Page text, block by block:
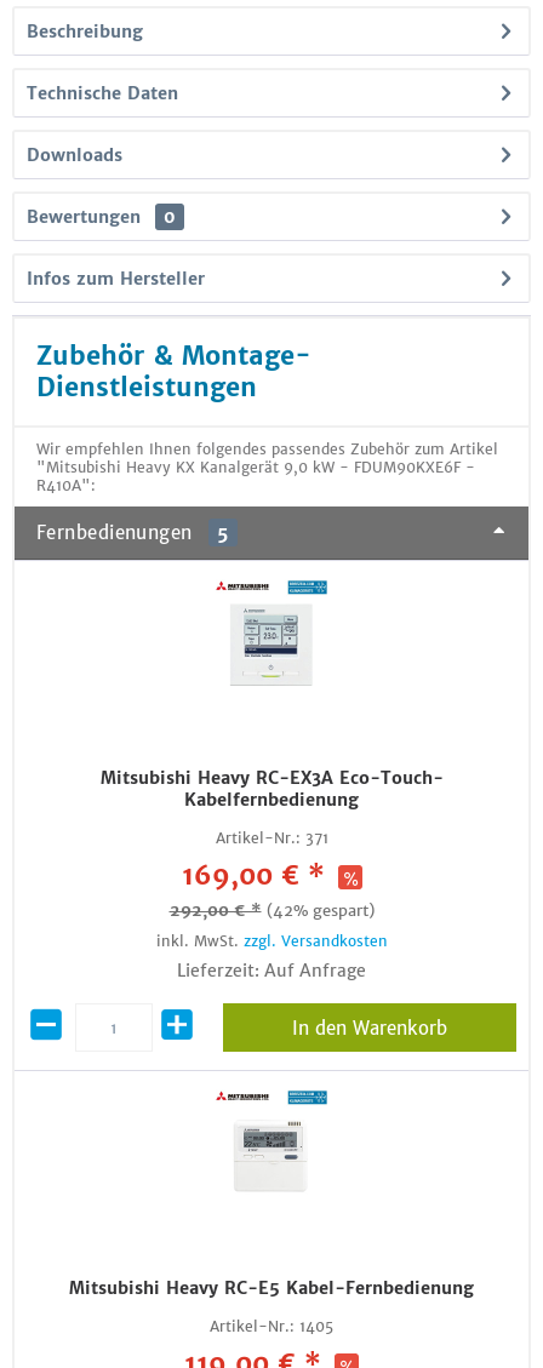
Beschreibung
Technische Daten
Downloads
Bewertungen 0
Infos zum Hersteller
Zubehör & Montage-
Dienstleistungen
Wir empfehlen Ihnen folgendes passendes Zubehör zum Artikel
"Mitsubishi Heavy KX Kanalgerät 9,0 kW - FDUM90KXE6F -
R410A":
Fernbedienungen 5
Mitsubishi Heavy RC-EX3A Eco-Touch-
Kabelfernbedienung
Artikel-Nr.: 371
169,00 € *
292,00 € * (42% gespart)
inkl. MwSt. zzgl. Versandkosten
Lieferzeit: Auf Anfrage
In den Warenkorb
Mitsubishi Heavy RC-E5 Kabel-Fernbedienung
Artikel-Nr.: 1405